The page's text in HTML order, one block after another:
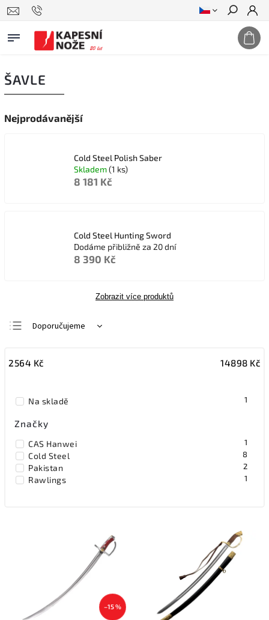
Hledat
ŠAVLE
Nejprodávanější
Cold Steel Polish Saber
Skladem(1 ks)
8 181 Kč
Cold Steel Hunting Sword
Dodáme přibližně za 20 dní
8 390 Kč
Zobrazit více produktů
Doporučujeme
Nejdražší
Abecedně
2564 Kč 14898 Kč
Na skladě 1
Značky
CAS Hanwei 1
Cold Steel 8
Pakistan 2
Rawlings 1
–15 %